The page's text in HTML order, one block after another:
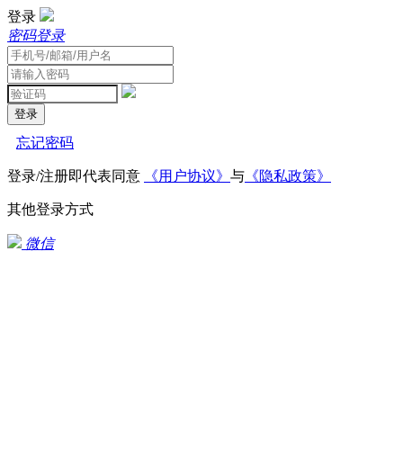
登录
密码登录
登录
忘记密码
登录/注册即代表同意 《用户协议》 与 《隐私政策》
其他登录方式
微信